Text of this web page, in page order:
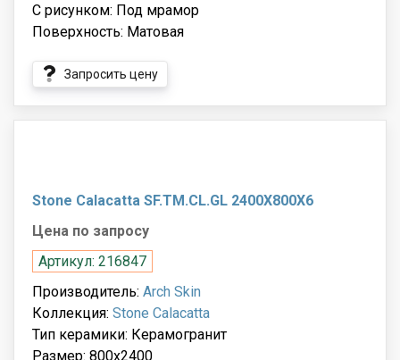
С рисунком: Под мрамор
Поверхность: Матовая
Запросить цену
Stone Calacatta SF.TM.CL.GL 2400X800X6
Цена по запросу
Артикул: 216847
Производитель: Arch Skin
Коллекция: Stone Calacatta
Тип керамики: Керамогранит
Размер: 800x2400